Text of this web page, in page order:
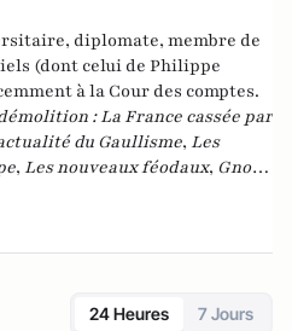
diplomate, membre de
(dont celui de Philippe
à la Cour des comptes.
: La France cassée par
du Gaullisme, Les
, Les nouveaux féodaux, Gnose
jours
24 Heures 7 Jours